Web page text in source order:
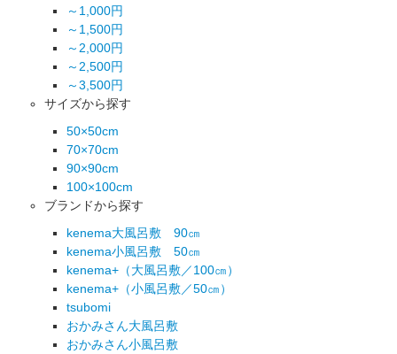
～1,000円
～1,500円
～2,000円
～2,500円
～3,500円
サイズから探す
50×50cm
70×70cm
90×90cm
100×100cm
ブランドから探す
kenema大風呂敷 90㎝
kenema小風呂敷 50㎝
kenema+（大風呂敷／100㎝）
kenema+（小風呂敷／50㎝）
tsubomi
おかみさん大風呂敷
おかみさん小風呂敷